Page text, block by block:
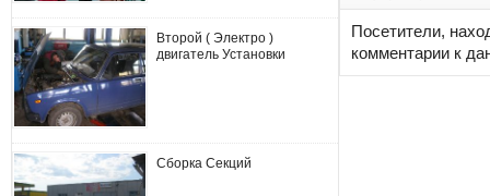
Второй ( Электро )
двигатель Установки
Сборка Секций
Посетители,
комментарии к